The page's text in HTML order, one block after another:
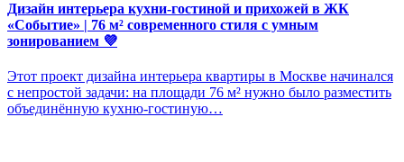
Дизайн интерьера кухни-гостиной и прихожей в ЖК
«Событие» | 76 м² современного стиля с умным
зонированием 💜
Этот проект дизайна интерьера квартиры в Москве начинался
с непростой задачи: на площади 76 м² нужно было разместить
объединённую кухню-гостиную…